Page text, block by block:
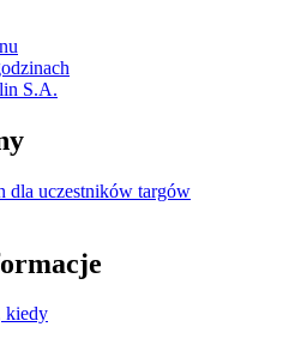
S.A.
dla uczestników targów
kiedy